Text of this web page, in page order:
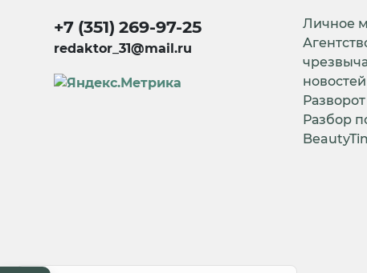
+7 (351) 269-97-25
redaktor_31@mail.ru
Личное
новостей
Разворот
Разбор